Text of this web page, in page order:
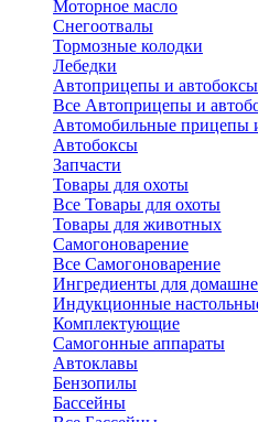
Моторное масло
Снегоотвалы
Тормозные колодки
Лебедки
Автоприцепы и автобоксы
Все Автоприцепы и
Автомобильные прицепы
Автобоксы
Запчасти
Товары для охоты
Все Товары для охоты
Товары для животных
Самогоноварение
Все Самогоноварение
Ингредиенты для
Индукционные
Комплектующие
Самогонные аппараты
Автоклавы
Бензопилы
Бассейны